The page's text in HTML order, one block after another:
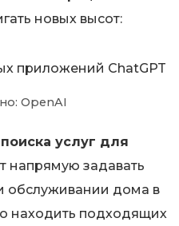
новых высот:
OpenAI
услуг для
напрямую задавать
обслуживании дома в
находить подходящих